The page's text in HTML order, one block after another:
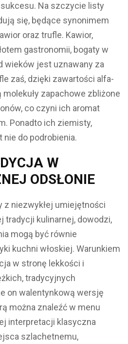
Na szczycie listy
się, będące synonimem
oraz trufle. Kawior,
gastronomii, bogaty w
wieków jest uznawany za
zaś, dzięki zawartości alfa-
zapachowe zbliżone
co czyni ich aromat
Ponadto ich ziemisty,
do podrobienia.
W
ODSŁONIE
z niezwykłej umiejętności
tradycji kulinarnej, dowodzi,
mogą być równie
kuchni włoskiej. Warunkiem
w stronę lekkości i
tradycyjnych
on walentynkową wersję
można znaleźć w menu
interpretacji klasyczna
szlachetnemu,